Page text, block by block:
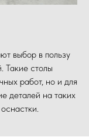
выбор в пользу
Такие столы
работ, но и для
деталей на таких